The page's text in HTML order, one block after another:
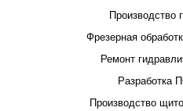
Производство
Фрезерная
Ремонт
Разработка
Производство